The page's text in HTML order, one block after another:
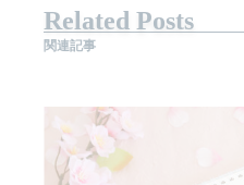
Related Posts
関連記事